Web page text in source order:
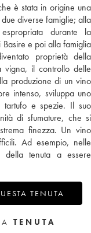
è stata in origine una
diverse famiglie; alla
durante la
Basire e poi alla famiglia
proprietà della
vigna, il controllo delle
produzione di un vino
intenso, sviluppa uno
tartufo e spezie. Il suo
di sfumature, che si
finezza. Un vino
Ad esempio, nelle
tenuta a essere
TENUTA
TENUTA